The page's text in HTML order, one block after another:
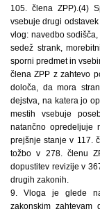
105. člena ZPP).(4)
vsebuje drugi
vlog: navedbo
sedež strank,
sporni predmet in
člena ZPP z zahtevo
določa, da mora
dejstva, na katera jo
mestih vsebuje
natančno opredeljuje
prejšnje stanje v 117.
tožbo v 278. členu
dopustitev revizije v
drugih zakonih.
9. Vloga je glede
zakonskim zahtevam